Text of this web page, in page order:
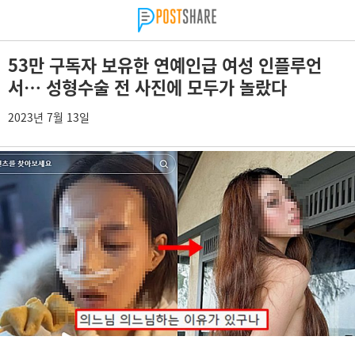
53만 구독자 보유한 연예인급 여성 인플루언
서… 성형수술 전 사진에 모두가 놀랐다
2023년 7월 13일